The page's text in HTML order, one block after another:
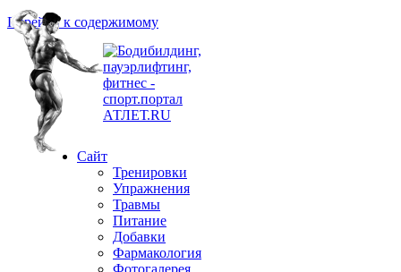
Перейти к содержимому
Сайт
Тренировки
Упражнения
Травмы
Питание
Добавки
Фармакология
Фотогалерея